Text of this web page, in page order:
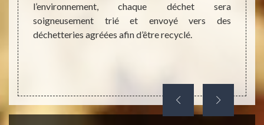
l’environnement, chaque déchet sera
soigneusement trié et envoyé vers des
déchetteries agréées afin d’être recyclé.
de
que
aider